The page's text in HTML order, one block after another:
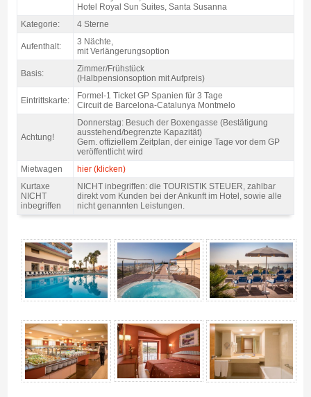
Hotel Royal Sun Suites, Santa Susanna
Kategorie:
4 Sterne
Aufenthalt:
3 Nächte,
mit Verlängerungsoption
Basis:
Zimmer/Frühstück
(Halbpensionsoption mit Aufpreis)
Eintrittskarte:
Formel-1 Ticket GP Spanien für 3 Tage
Circuit de Barcelona-Catalunya Montmelo
Achtung!
Donnerstag: Besuch der Boxengasse (Bestätigung
ausstehend/begrenzte Kapazität)
Gem. offiziellem Zeitplan, der einige Tage vor dem GP
veröffentlicht wird
Mietwagen
hier (klicken)
Kurtaxe
NICHT
inbegriffen
NICHT inbegriffen: die TOURISTIK STEUER, zahlbar
direkt vom Kunden bei der Ankunft im Hotel, sowie alle
nicht genannten Leistungen.